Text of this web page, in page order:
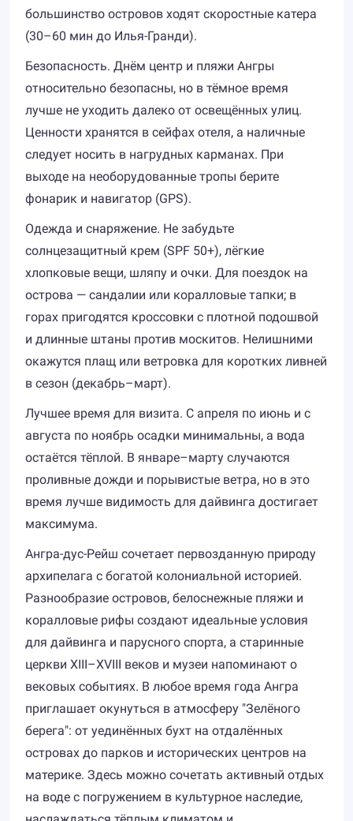
большинство островов ходят скоростные катера
(30–60 мин до Илья-Гранди).
Безопасность. Днём центр и пляжи Ангры
относительно безопасны, но в тёмное время
лучше не уходить далеко от освещённых улиц.
Ценности хранятся в сейфах отеля, а наличные
следует носить в нагрудных карманах. При
выходе на необорудованные тропы берите
фонарик и навигатор (GPS).
Одежда и снаряжение. Не забудьте
солнцезащитный крем (SPF 50+), лёгкие
хлопковые вещи, шляпу и очки. Для поездок на
острова — сандалии или коралловые тапки; в
горах пригодятся кроссовки с плотной подошвой
и длинные штаны против москитов. Нелишними
окажутся плащ или ветровка для коротких ливней
в сезон (декабрь–март).
Лучшее время для визита. С апреля по июнь и с
августа по ноябрь осадки минимальны, а вода
остаётся тёплой. В январе–марту случаются
проливные дожди и порывистые ветра, но в это
время лучше видимость для дайвинга достигает
максимума.
Ангра-дус-Рейш сочетает первозданную природу
архипелага с богатой колониальной историей.
Разнообразие островов, белоснежные пляжи и
коралловые рифы создают идеальные условия
для дайвинга и парусного спорта, а старинные
церкви XIII–XVIII веков и музеи напоминают о
вековых событиях. В любое время года Ангра
приглашает окунуться в атмосферу "Зелёного
берега": от уединённых бухт на отдалённых
островах до парков и исторических центров на
материке. Здесь можно сочетать активный отдых
на воде с погружением в культурное наследие,